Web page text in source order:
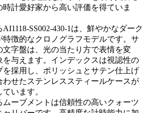
時計愛好家から高い評価を得ていま
SS002-430-1は、鮮やかなダーク
特徴的なクロノグラフモデルです。サ
文字盤は、光の当たり方で表情を変
を与えます。インデックスは視認性の
を採用し、ポリッシュとサテン仕上げ
わせたステンレススティールケースが
います。
ムーブメントは信頼性の高いクォーツ